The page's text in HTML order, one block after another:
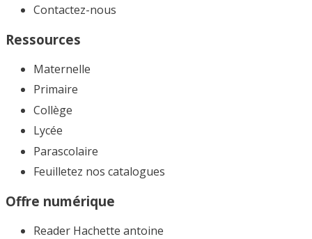
Contactez-nous
Ressources
Maternelle
Primaire
Collège
Lycée
Parascolaire
Feuilletez nos catalogues​
Offre numérique
Reader Hachette antoine